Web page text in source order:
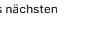
nächsten